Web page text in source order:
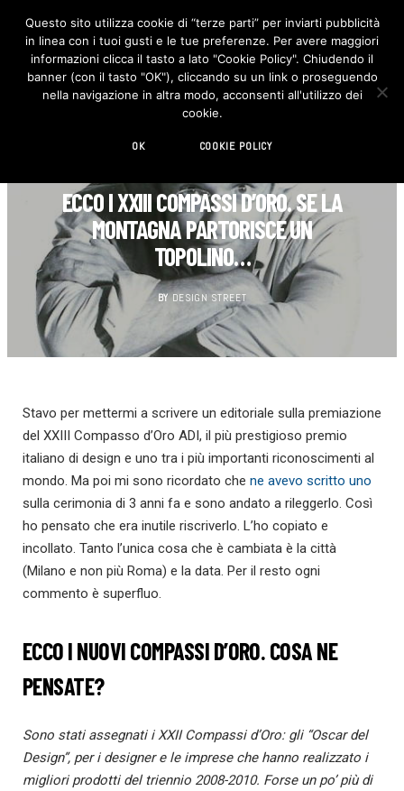
F
c
e
b
o
I
n
s
t
ECCO I XXIII COMPASSI D’ORO. SE LA
MONTAGNA PARTORISCE UN
TOPOLINO…
BY DESIGN STREET
Stavo per mettermi a scrivere un editoriale sulla premiazione
del XXIII Compasso d’Oro ADI, il più prestigioso premio
italiano di design e uno tra i più importanti riconoscimenti al
mondo. Ma poi mi sono ricordato che ne avevo scritto uno
sulla cerimonia di 3 anni fa e sono andato a rileggerlo. Così
ho pensato che era inutile riscriverlo. L’ho copiato e
incollato. Tanto l’unica cosa che è cambiata è la città
(Milano e non più Roma) e la data. Per il resto ogni
commento è superfluo.
ECCO I NUOVI COMPASSI D’ORO. COSA NE
PENSATE?
Sono stati assegnati i XXII Compassi d’Oro: gli “Oscar del
Design”, per i designer e le imprese che hanno realizzato i
migliori prodotti del triennio 2008-2010. Forse un po’ più di
Questo sito utilizza cookie di “terze parti” per inviarti pubblicità
in linea con i tuoi gusti e le tue preferenze. Per avere maggiori
informazioni clicca il tasto a lato "Cookie Policy". Chiudendo il
banner (con il tasto "OK"), cliccando su un link o proseguendo
nella navigazione in altra modo, acconsenti all'utilizzo dei
cookie.
OK COOKIE POLICY